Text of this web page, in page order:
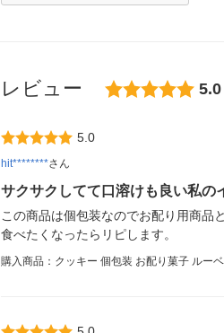
レビュー 5.0
5.0
hit********さん
サクサクしてて口溶けも良い私の
この商品は個包装なのでお配り用商品
食べたくなったらリピします。
購入商品：クッキー 個包装 お配り菓子 ルー